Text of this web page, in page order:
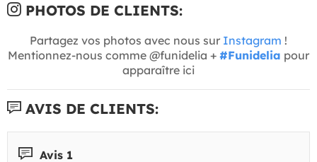
PHOTOS DE CLIENTS:
Partagez vos photos avec nous sur Instagram !
Mentionnez-nous comme @funidelia + #Funidelia pour
apparaître ici
AVIS DE CLIENTS:
Avis 1